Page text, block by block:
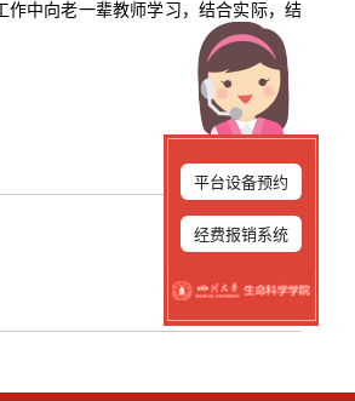
工作中向老一辈教师学习，结合实际，结
平台设备预约
经费报销系统